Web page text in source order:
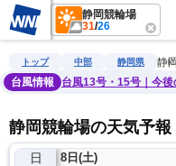
静岡競輪場
31/26
雨雲レーダー 台風情報
トップ 中部 静岡県
静
台風情報
台風13号・15号｜今
静岡競輪場の天気予報
日
8日(土)